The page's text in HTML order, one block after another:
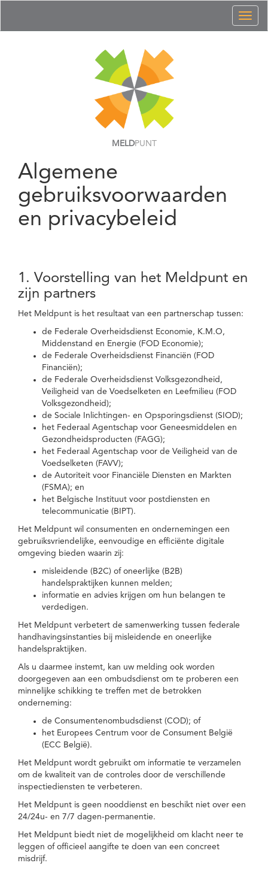
MELDPUNT
Algemene
gebruiksvoorwaarden
en privacybeleid
1. Voorstelling van het Meldpunt en
zijn partners
Het Meldpunt is het resultaat van een partnerschap tussen:
de Federale Overheidsdienst Economie, K.M.O,
Middenstand en Energie (FOD Economie);
de Federale Overheidsdienst Financiën (FOD
Financiën);
de Federale Overheidsdienst Volksgezondheid,
Veiligheid van de Voedselketen en Leefmilieu (FOD
Volksgezondheid);
de Sociale Inlichtingen- en Opsporingsdienst (SIOD);
het Federaal Agentschap voor Geneesmiddelen en
Gezondheidsproducten (FAGG);
het Federaal Agentschap voor de Veiligheid van de
Voedselketen (FAVV);
de Autoriteit voor Financiële Diensten en Markten
(FSMA); en
het Belgische Instituut voor postdiensten en
telecommunicatie (BIPT).
Het Meldpunt wil consumenten en ondernemingen een
gebruiksvriendelijke, eenvoudige en efficiënte digitale
omgeving bieden waarin zij:
misleidende (B2C) of oneerlijke (B2B)
handelspraktijken kunnen melden;
informatie en advies krijgen om hun belangen te
verdedigen.
Het Meldpunt verbetert de samenwerking tussen federale
handhavingsinstanties bij misleidende en oneerlijke
handelspraktijken.
Als u daarmee instemt, kan uw melding ook worden
doorgegeven aan een ombudsdienst om te proberen een
minnelijke schikking te treffen met de betrokken
onderneming:
de Consumentenombudsdienst (COD); of
het Europees Centrum voor de Consument België
(ECC België).
Het Meldpunt wordt gebruikt om informatie te verzamelen
om de kwaliteit van de controles door de verschillende
inspectiediensten te verbeteren.
Het Meldpunt is geen nooddienst en beschikt niet over een
24/24u- en 7/7 dagen-permanentie.
Het Meldpunt biedt niet de mogelijkheid om klacht neer te
leggen of officieel aangifte te doen van een concreet
misdrijf.